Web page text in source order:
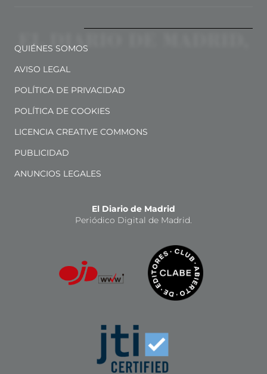
QUIÉNES SOMOS
AVISO LEGAL
POLÍTICA DE PRIVACIDAD
POLÍTICA DE COOKIES
LICENCIA CREATIVE COMMONS
PUBLICIDAD
ANUNCIOS LEGALES
El Diario de Madrid
Periódico Digital de Madrid.